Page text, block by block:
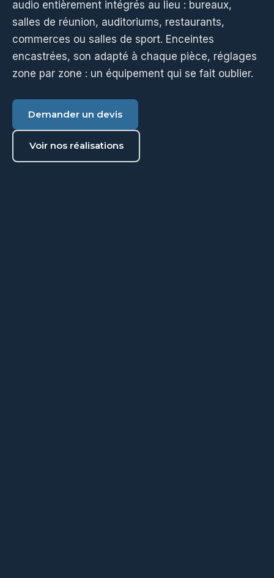
audio entièrement intégrés au lieu : bureaux,
salles de réunion, auditoriums, restaurants,
commerces ou salles de sport. Enceintes
encastrées, son adapté à chaque pièce, réglages
zone par zone : un équipement qui se fait oublier.
Demander un devis
Voir nos réalisations